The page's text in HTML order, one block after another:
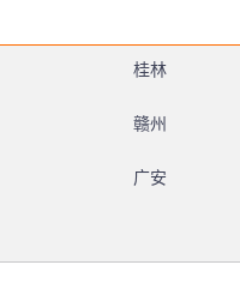
桂林
赣州
广安